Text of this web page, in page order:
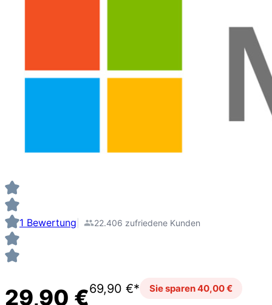
1 Bewertung 22.406 zufriedene Kunden
29,90 €69,90 €* Sie sparen 40,00 €